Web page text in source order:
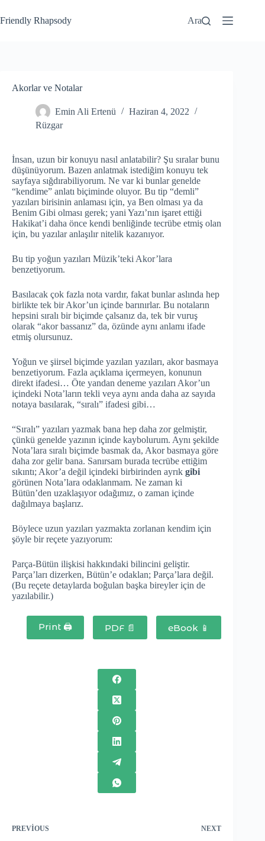
Friendly Rhapsody Ara
Akorlar ve Notalar
Emin Ali Ertenü
Haziran 4, 2022
Rüzgar
İnsan, uzun bir konuyu nasıl anlatabilir? Şu sıralar bunu
düşünüyorum. Bazen anlatmak istediğim konuyu tek
sayfaya sığdırabiliyorum. Ne var ki bunlar genelde
“kendime” anlatı biçiminde oluyor. Bu tip “demli”
yazıları birisinin anlaması için, ya Ben olması ya da
Benim Gibi olması gerek; yani Yazı’nın işaret ettiği
Hakikat’i daha önce kendi benliğinde tecrübe etmiş olan
için, bu yazılar anlaşılır nitelik kazanıyor.
Bu tip yoğun yazıları Müzik’teki Akor’lara
benzetiyorum.
Basılacak çok fazla nota vardır, fakat bunlar aslında hep
birlikte tek bir Akor’un içinde barınırlar. Bu notaların
hepsini sıralı bir biçimde çalsanız da, tek bir vuruş
olarak “akor bassanız” da, özünde aynı anlamı ifade
etmiş olursunuz.
Yoğun ve şiirsel biçimde yazılan yazıları, akor basmaya
benzetiyorum. Fazla açıklama içermeyen, konunun
direkt ifadesi… Öte yandan deneme yazıları Akor’un
içindeki Nota’ların tekli veya aynı anda daha az sayıda
notaya basılarak, “sıralı” ifadesi gibi…
“Sıralı” yazıları yazmak bana hep daha zor gelmiştir,
çünkü genelde yazının içinde kaybolurum. Aynı şekilde
Nota’lara sıralı biçimde basmak da, Akor basmaya göre
daha zor gelir bana. Sanırsam burada tecrübe ettiğim
sıkıntı; Akor’a değil içindeki birbirinden ayrık gibi
görünen Nota’lara odaklanmam. Ne zaman ki
Bütün’den uzaklaşıyor odağımız, o zaman içinde
dağılmaya başlarız.
Böylece uzun yazıları yazmakta zorlanan kendim için
şöyle bir reçete yazıyorum:
Parça-Bütün ilişkisi hakkındaki bilincini geliştir.
Parça’ları dizerken, Bütün’e odaklan; Parça’lara değil.
(Bu reçete detaylarda boğulan başka bireyler için de
yazılabilir.)
Print 🖨 PDF 📄 eBook 📱
PREVIOUS NEXT